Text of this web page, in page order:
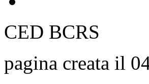
CED BCRS
pagina creata il